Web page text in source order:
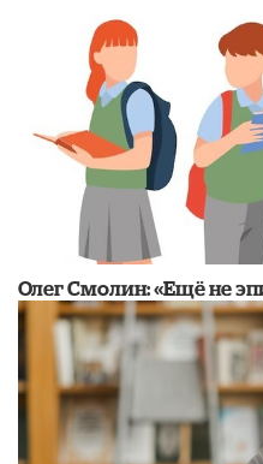
​Олег Смолин: «Ещё не